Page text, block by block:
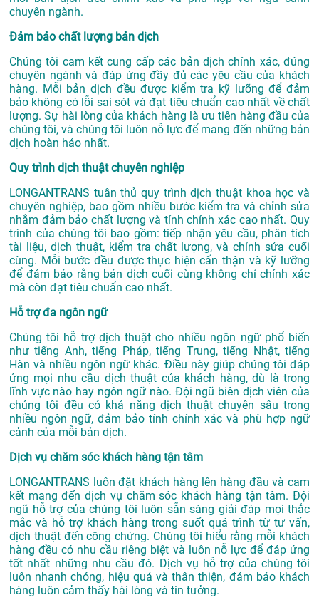
chuyên ngành.
Đảm bảo chất lượng bản dịch
Chúng tôi cam kết cung cấp các bản dịch chính xác, đúng
chuyên ngành và đáp ứng đầy đủ các yêu cầu của khách
hàng. Mỗi bản dịch đều được kiểm tra kỹ lưỡng để đảm
bảo không có lỗi sai sót và đạt tiêu chuẩn cao nhất về chất
lượng. Sự hài lòng của khách hàng là ưu tiên hàng đầu của
chúng tôi, và chúng tôi luôn nỗ lực để mang đến những bản
dịch hoàn hảo nhất.
Quy trình dịch thuật chuyên nghiệp
LONGANTRANS tuân thủ quy trình dịch thuật khoa học và
chuyên nghiệp, bao gồm nhiều bước kiểm tra và chỉnh sửa
nhằm đảm bảo chất lượng và tính chính xác cao nhất. Quy
trình của chúng tôi bao gồm: tiếp nhận yêu cầu, phân tích
tài liệu, dịch thuật, kiểm tra chất lượng, và chỉnh sửa cuối
cùng. Mỗi bước đều được thực hiện cẩn thận và kỹ lưỡng
để đảm bảo rằng bản dịch cuối cùng không chỉ chính xác
mà còn đạt tiêu chuẩn cao nhất.
Hỗ trợ đa ngôn ngữ
Chúng tôi hỗ trợ dịch thuật cho nhiều ngôn ngữ phổ biến
như tiếng Anh, tiếng Pháp, tiếng Trung, tiếng Nhật, tiếng
Hàn và nhiều ngôn ngữ khác. Điều này giúp chúng tôi đáp
ứng mọi nhu cầu dịch thuật của khách hàng, dù là trong
lĩnh vực nào hay ngôn ngữ nào. Đội ngũ biên dịch viên của
chúng tôi đều có khả năng dịch thuật chuyên sâu trong
nhiều ngôn ngữ, đảm bảo tính chính xác và phù hợp ngữ
cảnh của mỗi bản dịch.
Dịch vụ chăm sóc khách hàng tận tâm
LONGANTRANS luôn đặt khách hàng lên hàng đầu và cam
kết mang đến dịch vụ chăm sóc khách hàng tận tâm. Đội
ngũ hỗ trợ của chúng tôi luôn sẵn sàng giải đáp mọi thắc
mắc và hỗ trợ khách hàng trong suốt quá trình từ tư vấn,
dịch thuật đến công chứng. Chúng tôi hiểu rằng mỗi khách
hàng đều có nhu cầu riêng biệt và luôn nỗ lực để đáp ứng
tốt nhất những nhu cầu đó. Dịch vụ hỗ trợ của chúng tôi
luôn nhanh chóng, hiệu quả và thân thiện, đảm bảo khách
hàng luôn cảm thấy hài lòng và tin tưởng.